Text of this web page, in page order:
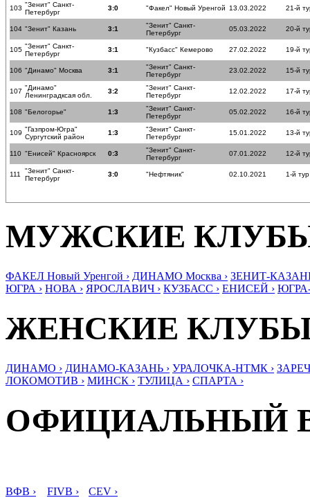
103 "Зенит" Санкт-
Петербург
3:0 "Факел" Новый Уренгой 13.03.2022 21-й
104 "Зенит" Казань 3:1
"Зенит" Санкт-
Петербург
05.03.2022 20-й
105 "Зенит" Санкт-
Петербург
3:1 "Кузбасс" Кемерово 27.02.2022 19-й
106 "Динамо" Москва 3:1
"Зенит" Санкт-
Петербург
23.02.2022 15-й
107 "Динамо"
Ленинградксая обл.
3:2
"Зенит" Санкт-
Петербург
12.02.2022 17-й
108 "Белогорье" 1:3
"Зенит" Санкт-
Петербург
05.02.2022 16-й
109 "Газпром-Югра"
Сургутский район
1:3
"Зенит" Санкт-
Петербург
15.01.2022 13-й
110 "Енисей" Красноярск 0:3
"Зенит" Санкт-
Петербург
07.01.2022 12-й
111
"Зенит" Санкт-
Петербург
3:0 "Нефтяник" 02.10.2021 1-й тур
МУЖСКИЕ
ФАКЕЛ Новый Уренгой › ДИНАМО Москва › ЗЕНИТ-
ЮГРА › НОВА › ЯРОСЛАВИЧ › КУЗБАСС › ЕНИСЕЙ ›
ЖЕНСКИЕ
ДИНАМО › ДИНАМО-КАЗАНЬ › УРАЛОЧКА-НТМК ›
ЛОКОМОТИВ › МИНСК › ТУЛИЦА › СПАРТА ›
ОФИЦИАЛЬНЫЙ
ВФВ › FIVB › CEV ›